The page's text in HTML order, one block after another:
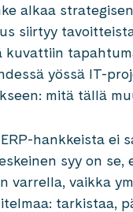
alkaa
siirtyy
kuvattiin
yössä IT-
mitä tällä
hankkeista ei
syy on
varrella, vaikka
tarkistaa,